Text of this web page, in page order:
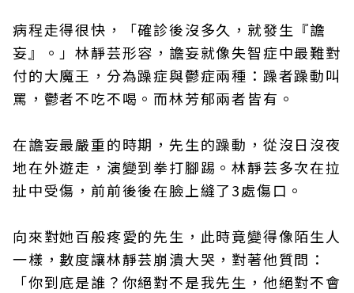
病程走得很快，「確診後沒多久，就發生『譫
妄』。」林靜芸形容，譫妄就像失智症中最難對
付的大魔王，分為躁症與鬱症兩種：躁者躁動叫
罵，鬱者不吃不喝。而林芳郁兩者皆有。
在譫妄最嚴重的時期，先生的躁動，從沒日沒夜
地在外遊走，演變到拳打腳踢。林靜芸多次在拉
扯中受傷，前前後後在臉上縫了3處傷口。
向來對她百般疼愛的先生，此時竟變得像陌生人
一樣，數度讓林靜芸崩潰大哭，對著他質問：
「你到底是誰？你絕對不是我先生，他絕對不會